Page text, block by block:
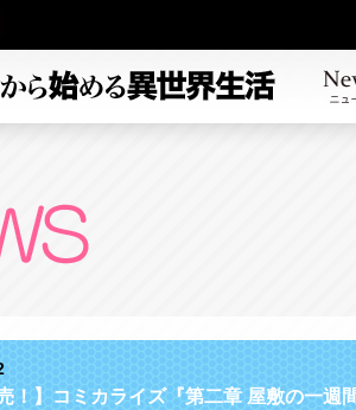
売！】コミカライズ『第二章 屋敷の一